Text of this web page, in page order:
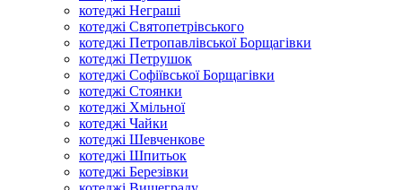
котеджі Неграші
котеджі Святопетрівського
котеджі Петропавлівської Борщагівки
котеджі Петрушок
котеджі Софіївської Борщагівки
котеджі Стоянки
котеджі Хмільної
котеджі Чайки
котеджі Шевченкове
котеджі Шпитьок
котеджі Березівки